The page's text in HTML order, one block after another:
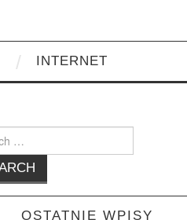
INTERNET
OSTATNIE WPISY